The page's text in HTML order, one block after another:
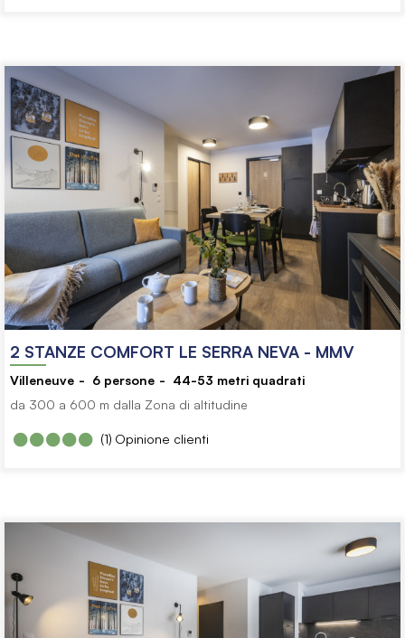
2 STANZE COMFORT LE SERRA NEVA - MMV
Villeneuve 6 persone 44-53 metri quadrati
da 300 a 600 m dalla Zona di altitudine
Opinione clienti
(1)